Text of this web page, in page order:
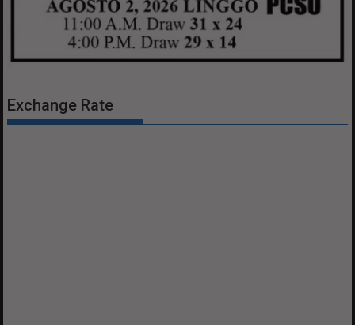
Exchange Rate